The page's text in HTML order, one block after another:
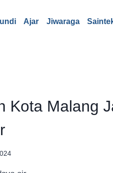
Ajar Jiwaraga
Kota Malang